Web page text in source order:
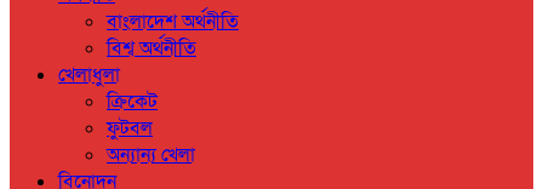
বাংলাদেশ অর্থনীতি
বিশ্ব অর্থনীতি
খেলাধুলা
ক্রিকেট
ফুটবল
অন্যান্য খেলা
বিনোদন